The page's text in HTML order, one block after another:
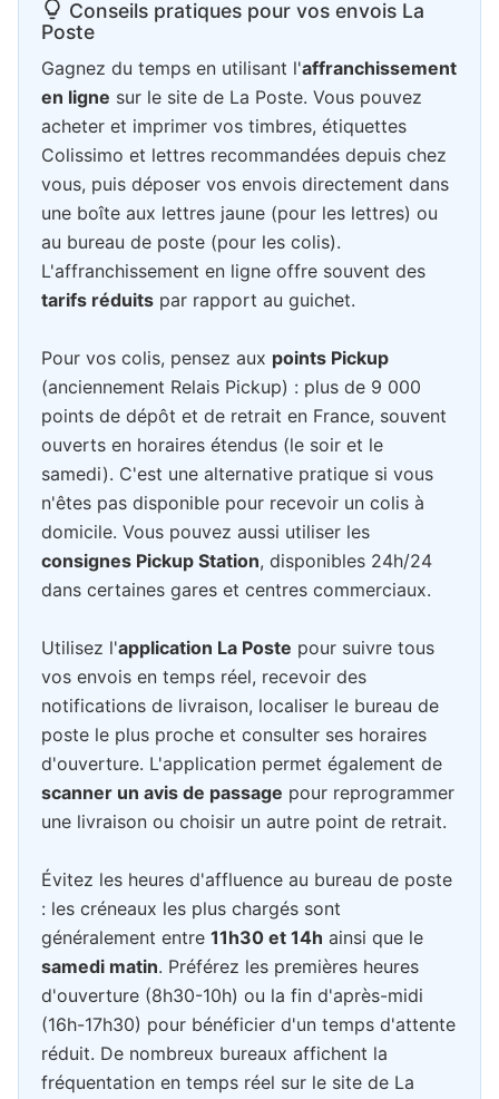
Conseils pratiques pour vos envois La
Poste
Gagnez du temps en utilisant l'affranchissement
en ligne sur le site de La Poste. Vous pouvez
acheter et imprimer vos timbres, étiquettes
Colissimo et lettres recommandées depuis chez
vous, puis déposer vos envois directement dans
une boîte aux lettres jaune (pour les lettres) ou
au bureau de poste (pour les colis).
L'affranchissement en ligne offre souvent des
tarifs réduits par rapport au guichet.
Pour vos colis, pensez aux points Pickup
(anciennement Relais Pickup) : plus de 9 000
points de dépôt et de retrait en France, souvent
ouverts en horaires étendus (le soir et le
samedi). C'est une alternative pratique si vous
n'êtes pas disponible pour recevoir un colis à
domicile. Vous pouvez aussi utiliser les
consignes Pickup Station, disponibles 24h/24
dans certaines gares et centres commerciaux.
Utilisez l'application La Poste pour suivre tous
vos envois en temps réel, recevoir des
notifications de livraison, localiser le bureau de
poste le plus proche et consulter ses horaires
d'ouverture. L'application permet également de
scanner un avis de passage pour reprogrammer
une livraison ou choisir un autre point de retrait.
Évitez les heures d'affluence au bureau de poste
: les créneaux les plus chargés sont
généralement entre 11h30 et 14h ainsi que le
samedi matin. Préférez les premières heures
d'ouverture (8h30-10h) ou la fin d'après-midi
(16h-17h30) pour bénéficier d'un temps d'attente
réduit. De nombreux bureaux affichent la
fréquentation en temps réel sur le site de La